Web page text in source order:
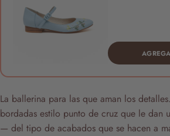
La ballerina para las que aman los
bordadas estilo punto de cruz que le dan
— del tipo de acabados que se hacen a